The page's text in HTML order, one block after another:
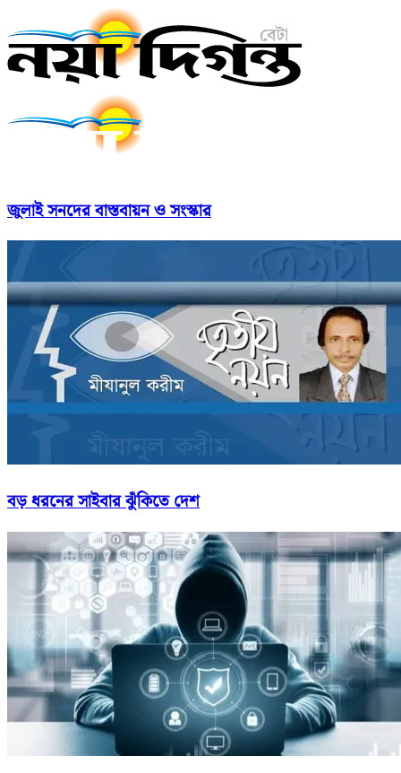
জুলাই সনদের বাস্তবায়ন ও সংস্কার
বড় ধরনের সাইবার ঝুঁকিতে দেশ